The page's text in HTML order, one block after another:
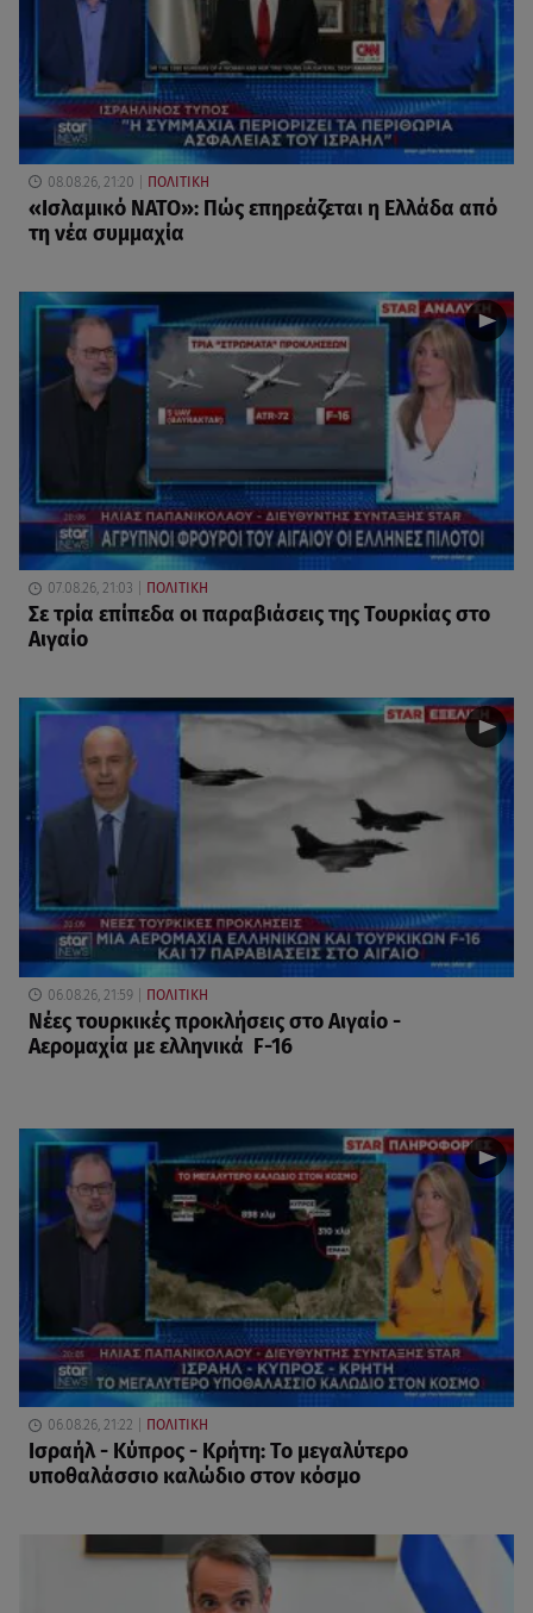
08.08.26, 21:20 ΠΟΛΙΤΙΚΗ
«Ισλαμικό ΝΑΤΟ»: Πώς επηρεάζεται η Ελλάδα από
τη νέα συμμαχία
07.08.26, 21:03 ΠΟΛΙΤΙΚΗ
Σε τρία επίπεδα οι παραβιάσεις της Τουρκίας στο
Αιγαίο
06.08.26, 21:59 ΠΟΛΙΤΙΚΗ
Νέες τουρκικές προκλήσεις στο Αιγαίο -
Αερομαχία με ελληνικά F-16
06.08.26, 21:22 ΠΟΛΙΤΙΚΗ
Ισραήλ - Κύπρος - Κρήτη: Το μεγαλύτερο
υποθαλάσσιο καλώδιο στον κόσμο